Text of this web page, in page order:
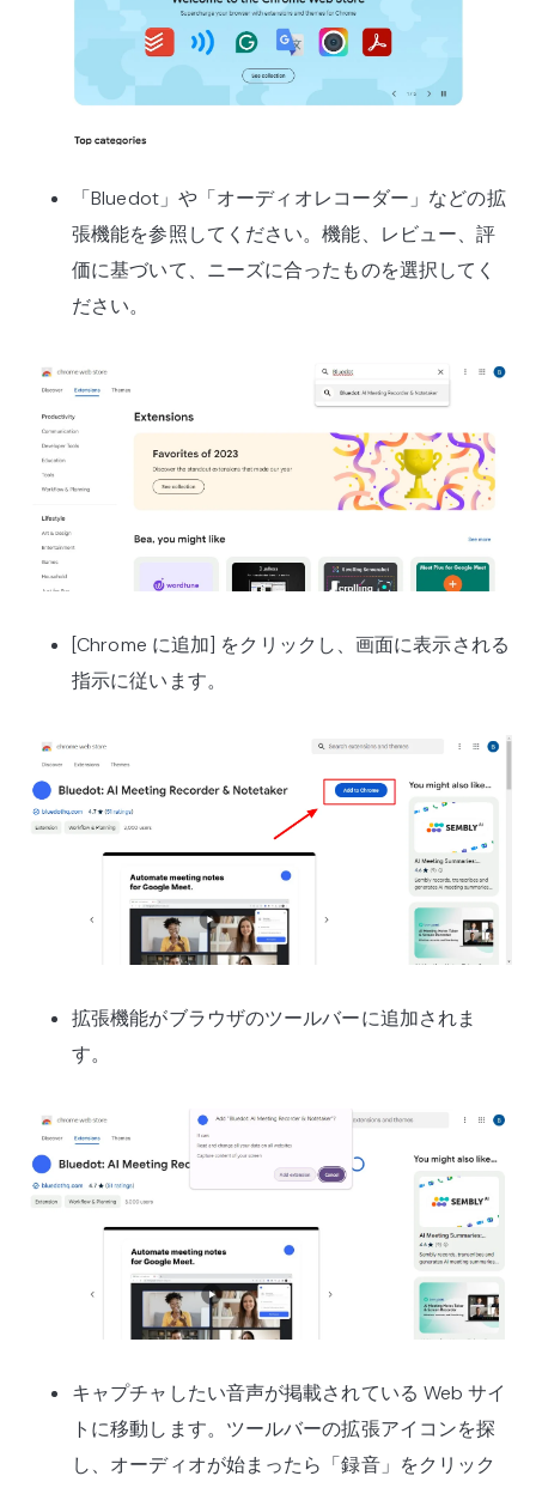
「Bluedot」や「オーディオレコーダー」などの拡
張機能を参照してください。機能、レビュー、評
価に基づいて、ニーズに合ったものを選択してく
ださい。
[Chrome に追加] をクリックし、画面に表示される
指示に従います。
拡張機能がブラウザのツールバーに追加されま
す。
キャプチャしたい音声が掲載されている Web サイ
トに移動します。ツールバーの拡張アイコンを探
し、オーディオが始まったら「録音」をクリック